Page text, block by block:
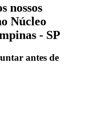
nossos
Núcleo
- SP
antes de